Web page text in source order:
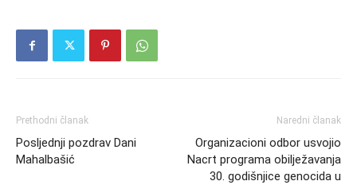
Prethodni članak
Posljednji pozdrav Dani
Mahalbašić
Naredni članak
Organizacioni odbor usvojio
Nacrt programa obilježavanja
30. godišnjice genocida u